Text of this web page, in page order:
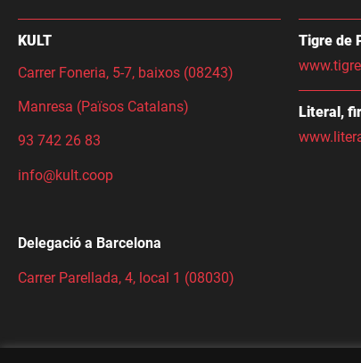
KULT
Carrer Foneria, 5-7, baixos (08243)
Manresa (Països Catalans)
93 742 26 83
info@kult.coop
Delegació a Barcelona
Carrer Parellada, 4, local 1 (08030)
Tigre de
Literal,